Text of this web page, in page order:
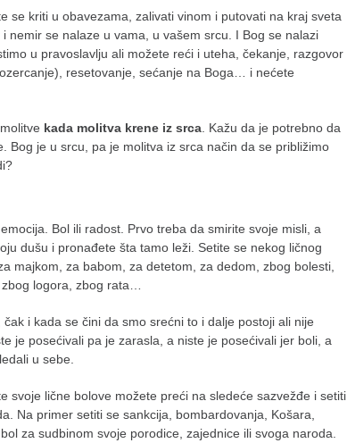
se kriti u obavezama, zalivati vinom i putovati na kraj sveta
nemir se nalaze u vama, u vašem srcu. I Bog se nalazi
u pravoslavlju ali možete reći i uteha, čekanje, razgovor
resetovanje, sećanje na Boga… i nećete
kada molitva krene iz srca . Kažu da je potrebno da
Bog je u srcu, pa je molitva iz srca način da se približimo
Bol ili radost. Prvo treba da smirite svoje misli, a
dušu i pronađete šta tamo leži. Setite se nekog ličnog
majkom, za babom, za detetom, za dedom, zbog bolesti,
logora, zbog rata…
i kada se čini da smo srećni to i dalje postoji ali nije
je posećivali pa je zarasla, a niste je posećivali jer boli, a
u sebe.
svoje lične bolove možete preći na sledeće sazvežđe i setiti
Na primer setiti se sankcija, bombardovanja, Košara,
za sudbinom svoje porodice, zajednice ili svoga naroda.